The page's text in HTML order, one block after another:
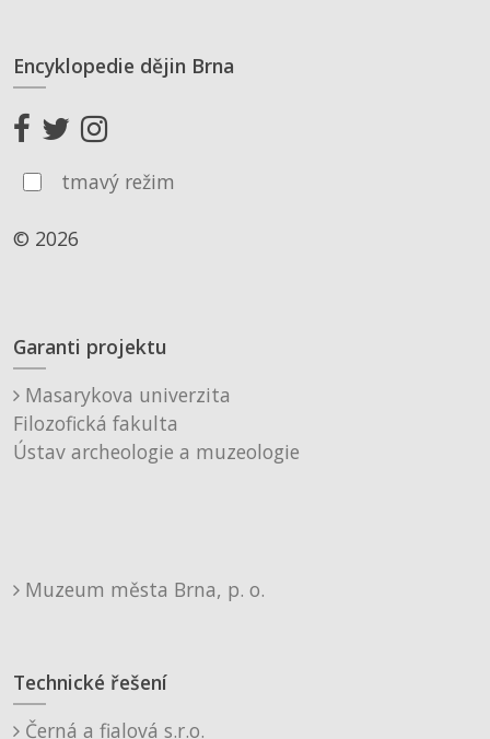
Encyklopedie dějin Brna
tmavý režim
© 2026
Garanti projektu
Masarykova univerzita
Filozofická fakulta
Ústav archeologie a muzeologie
Muzeum města Brna, p. o.
Technické řešení
Černá a fialová s.r.o.